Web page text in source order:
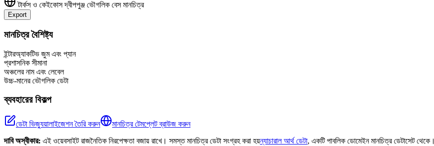
টার্কস ও কেইকোস দ্বীপপুঞ্জ ভৌগলিক বেস মানচিত্র
Export
+
মানচিত্র বৈশিষ্ট্য
ইন্টারঅ্যাকটিভ জুম এবং প্যান
প্রশাসনিক সীমানা
অঞ্চলের নাম এবং লেবেল
উচ্চ-মানের ভৌগলিক ডেটা
ব্যবহারের বিকল্প
ডেটা ভিজ্যুয়ালাইজেশন তৈরি করুন
মানচিত্র টেমপ্লেট ব্রাউজ করুন
দাবি অস্বীকার: এই ওয়েবসাইট রাজনৈতিক নিরপেক্ষতা বজায় রাখে। সমস্ত মানচিত্র ডেটা সংগ্রহ করা হয়ন্যাচারাল আর্থ ডেটা, একটি পাবলিক ডোমেইন মানচিত্র ডেটাসেট থেকে।